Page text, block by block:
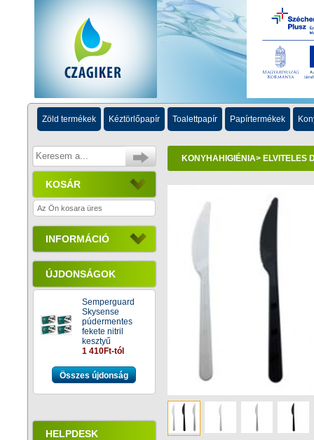
Zöld termékek Kéztörlőpapír Toalettpapír Papírtermékek
KOSÁR
Az Ön kosara üres
INFORMÁCIÓ
ÚJDONSÁGOK
Semperguard
Skysense
púdermentes
fekete nitril
kesztyű
1 410Ft-tól
Összes újdonság
HELPDESK
KONYHAHIGIÉNIA> ELVITELES